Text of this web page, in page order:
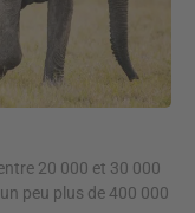
20 000 et 30 000
peu plus de 400 000